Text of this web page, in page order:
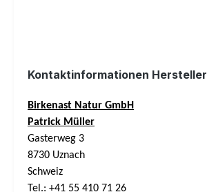
Kontaktinformationen Hersteller
Birkenast Natur GmbH
Patrick Müller
Gasterweg 3
8730 Uznach
Schweiz
Tel.: +41 55 410 71 26